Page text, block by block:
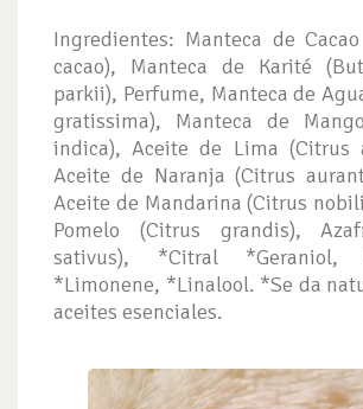
Ingredientes: Manteca de
cacao), Manteca de Karité
parkii), Perfume, Manteca de
gratissima), Manteca de
indica), Aceite de Lima (Citrus
Aceite de Naranja (Citrus
Aceite de Mandarina (Citrus
Pomelo (Citrus grandis),
sativus), *Citral *Geraniol,
*Limonene, *Linalool. *Se da
aceites esenciales.